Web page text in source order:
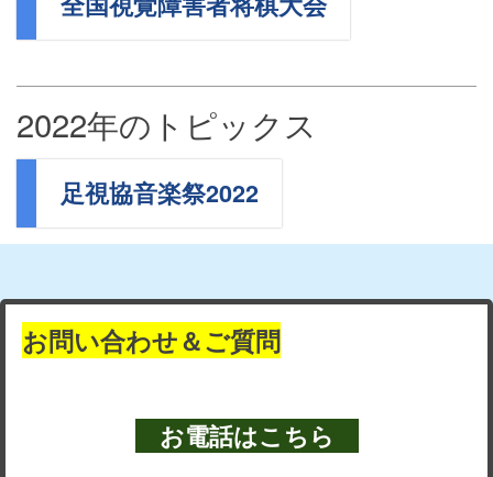
2022年のトピックス
足視協音楽祭2022
お問い合わせ＆ご質問
お電話はこちら